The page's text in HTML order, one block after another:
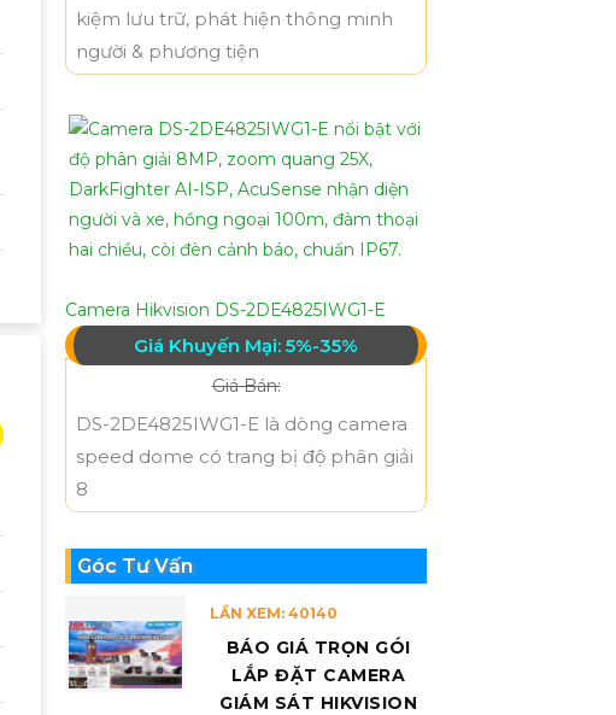
kiệm lưu trữ, phát hiện thông minh
người & phương tiện
Camera Hikvision DS-2DE4825IWG1-E
Giá Khuyến Mại: 5%-35%
Giá Bán:
DS-2DE4825IWG1-E là dòng camera
speed dome có trang bị độ phân giải
8
Góc Tư Vấn
LẦN XEM: 40140
BÁO GIÁ TRỌN GÓI
LẮP ĐẶT CAMERA
GIÁM SÁT HIKVISION